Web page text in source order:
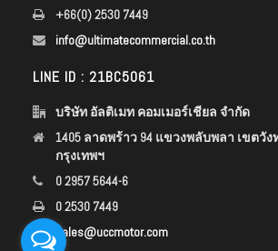
+66(0) 2530 7449
info@ultimatecommercial.co.th
LINE ID : 21BC5061
บริษัท อัลติเมท คอมเมอร์เชียล จำกัด
1405 ลาดพร้าว 94 แขวงพลับพลา เขตวัง
กรุงเทพฯ
0 2957 5644-6
0 2530 7449
sales@uccmotor.com